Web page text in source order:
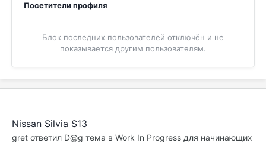
Посетители профиля
Блок последних пользователей отключён и не
показывается другим пользователям.
Nissan Silvia S13
gret ответил D@g тема в Work In Progress для начинающих